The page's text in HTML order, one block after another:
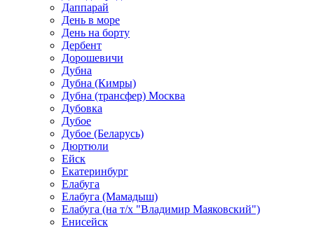
Даппарай
День в море
День на борту
Дербент
Дорошевичи
Дубна
Дубна (Кимры)
Дубна (трансфер) Москва
Дубовка
Дубое
Дубое (Беларусь)
Дюртюли
Ейск
Екатеринбург
Елабуга
Елабуга (Мамадыш)
Елабуга (на т/х "Владимир Маяковский")
Енисейск